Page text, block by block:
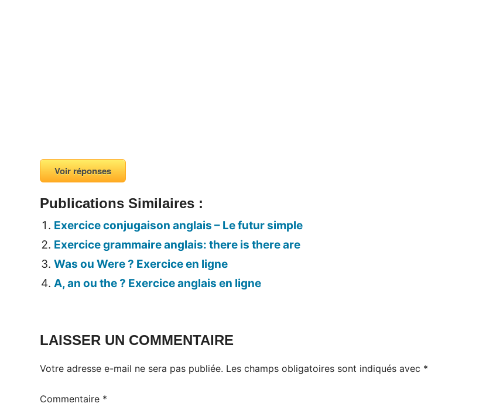
Voir réponses
Publications Similaires :
Exercice conjugaison anglais – Le futur simple
Exercice grammaire anglais: there is there are
Was ou Were ? Exercice en ligne
A, an ou the ? Exercice anglais en ligne
LAISSER UN COMMENTAIRE
Votre adresse e-mail ne sera pas publiée. Les champs obligatoires sont indiqués avec *
Commentaire *